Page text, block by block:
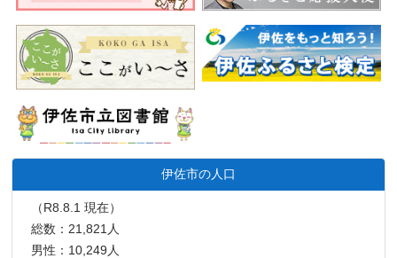
伊佐市の人口
（R8.8.1 現在）
総数：21,821人
男性：10,249人